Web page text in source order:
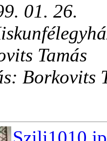
01. 26.
Tamás
Borkovits